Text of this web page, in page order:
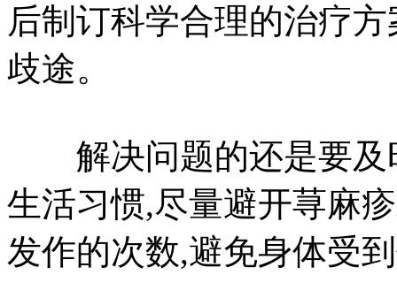
后制订科学合理的治疗
歧途。
解决问题的还是要及
生活习惯,尽量避开荨麻
发作的次数,避免身体受